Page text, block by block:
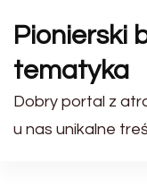
Pionierski
tematyka
Dobry portal z
u nas unikalne